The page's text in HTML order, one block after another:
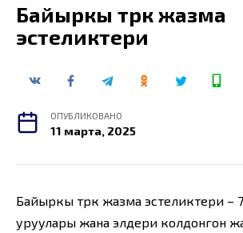
Байыркы түрк жазма
эстеликтери
ОПУБЛИКОВАНО
11 марта, 2025
Байыркы түрк жазма эстеликтери –
уруулары жана элдери колдонгон